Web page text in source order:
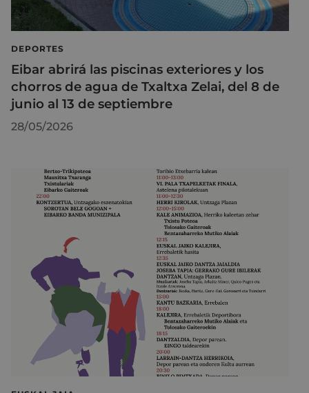
DEPORTES
Eibar abrirá las piscinas exteriores y los
chorros de agua de Txaltxa Zelai, del 8 de
junio al 13 de septiembre
28/05/2026